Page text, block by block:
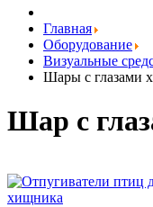
Главная
Оборудование
Визуальные
Шары с глазами
Шар с